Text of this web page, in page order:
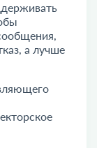
а лучше